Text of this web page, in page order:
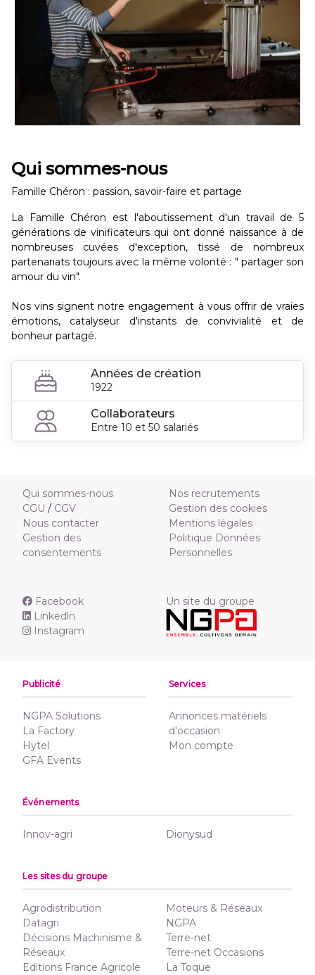
Qui sommes-nous
Famille Chéron : passion, savoir-faire et partage
La Famille Chéron est l'aboutissement d'un travail de 5
générations de vinificateurs qui ont donné naissance à de
nombreuses cuvées d'exception, tissé de nombreux
partenariats toujours avec la même volonté : " partager son
amour du vin".
Nos vins signent notre engagement à vous offrir de vraies
émotions, catalyseur d'instants de convivialité et de
bonheur partagé.
Années de création
1922
Collaborateurs
Entre 10 et 50 salariés
Qui sommes-nous
CGU / CGV
Nous contacter
Gestion des
consentements
Nos recrutements
Gestion des cookies
Mentions légales
Politique Données
Personnelles
Facebook
Linkedln
Instagram
Un site du groupe
Publicité
NGPA Solutions
La Factory
Hytel
GFA Events
Services
Annonces matériels
d'occasion
Mon compte
Événements
Innov-agri Dionysud
Les sites du groupe
Agrodistribution
Datagri
Décisions Machinisme &
Réseaux
Editions France Agricole
Moteurs & Réseaux
NGPA
Terre-net
Terre-net Occasions
La Toque